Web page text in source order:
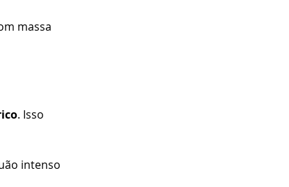
massa
. Isso
intenso